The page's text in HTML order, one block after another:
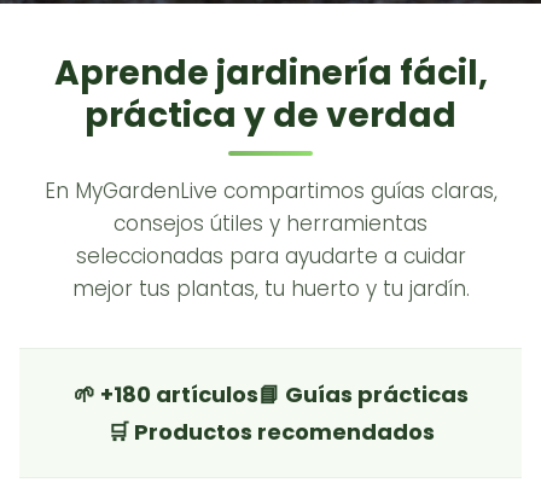
Aprende jardinería fácil,
práctica y de verdad
En MyGardenLive compartimos guías claras,
consejos útiles y herramientas
seleccionadas para ayudarte a cuidar
mejor tus plantas, tu huerto y tu jardín.
🌱 +180 artículos📘 Guías prácticas
🛒 Productos recomendados